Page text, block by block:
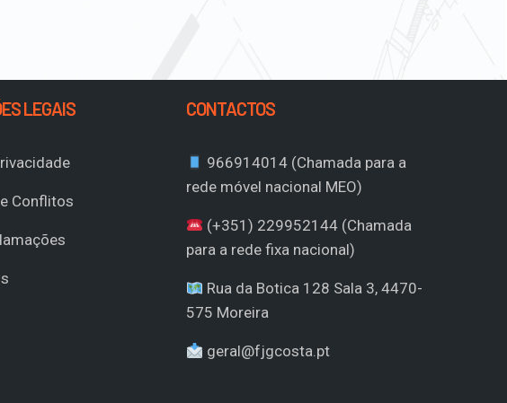
LEGAIS
Conflitos
CONTACTOS
966914014 (Chamada para a
rede móvel nacional MEO)
(+351) 229952144 (Chamada
para a rede fixa nacional)
Rua da Botica 128 Sala 3, 4470-
575 Moreira
geral@fjgcosta.pt